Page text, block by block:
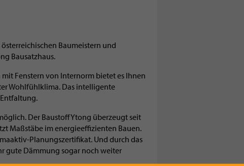
Baumeistern und
Bausatzhaus.
Fenstern von Internorm bietet es Ihnen
Wohlfühlklima. Das intelligente
Der Baustoff Ytong überzeugt seit
Maßstäbe im energieeffizienten Bauen.
Planungszertifikat. Und durch das
gute Dämmung sogar noch weiter